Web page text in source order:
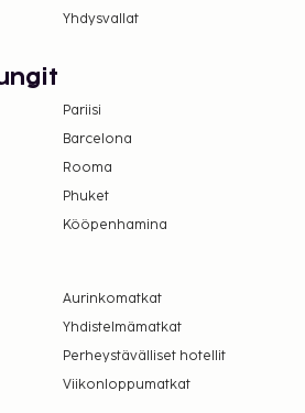
Yhdysvallat
Pariisi
Barcelona
Rooma
Phuket
Kööpenhamina
Aurinkomatkat
Yhdistelmämatkat
Perheystävälliset hotellit
Viikonloppumatkat